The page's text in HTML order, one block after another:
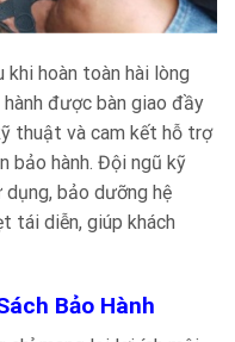
khi hoàn toàn hài lòng
được bàn giao đầy
thuật và cam kết hỗ trợ
bảo hành. Đội ngũ kỹ
bảo dưỡng hệ
tái diễn, giúp khách
Bảo Hành